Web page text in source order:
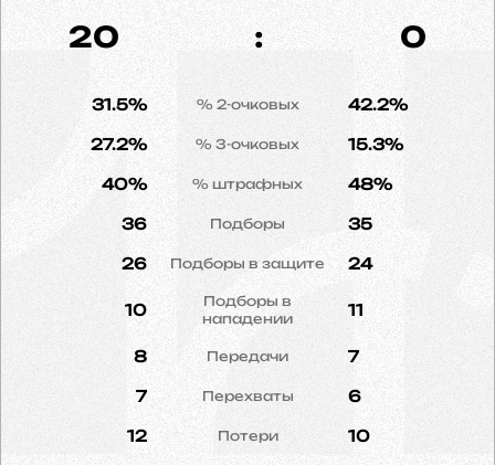
20 : 0
31.5% % 2-очковых 42.2%
27.2% % 3-очковых 15.3%
40% % штрафных 48%
36 Подборы 35
26 Подборы в защите 24
10
Подборы в
нападении
11
8 Передачи 7
7 Перехваты 6
12 Потери 10